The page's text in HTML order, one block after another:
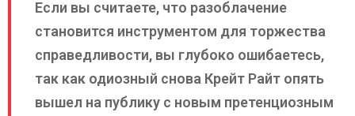
Если вы считаете, что разоблачение
становится инструментом для торжества
справедливости, вы глубоко ошибаетесь,
так как одиозный снова Крейт Райт опять
вышел на публику с новым претенциозным